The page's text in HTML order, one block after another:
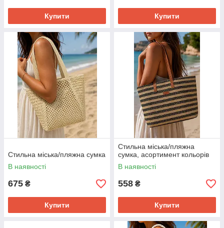
Купити Купити
Стильна міська/пляжна сумка
В наявності
675 ₴
Купити
Стильна міська/пляжна
сумка, асортимент кольорів
В наявності
558 ₴
Купити